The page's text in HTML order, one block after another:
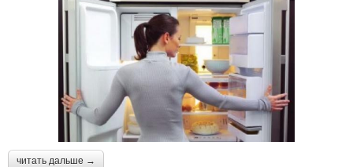
читать дальше →